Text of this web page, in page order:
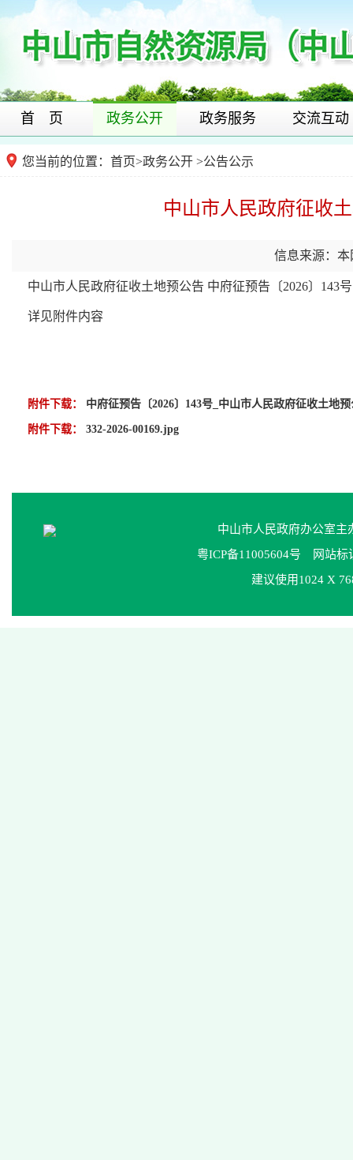
首 页 政务公开 政务服务 交流互动
您当前的位置： 首页>政务公开 >公告公示
中山市人民政府征收
信息来源：本
中山市人民政府征收土地预公告 中府征预告〔2026〕143号
详见附件内容
附件下载： 中府征预告〔2026〕143号_中山市人民政府征收土地
附件下载： 332-2026-00169.jpg
中山市人民政府办公室
粤ICP备11005604号 网站标
建议使用1024 X